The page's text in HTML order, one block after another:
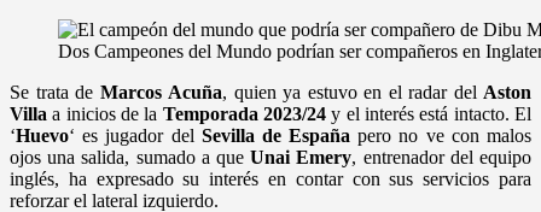
Dos Campeones del Mundo podrían ser compañeros en
Se trata de Marcos Acuña, quien ya estuvo en el radar del Aston
Villa a inicios de la Temporada 2023/24 y el interés está intacto. El
‘Huevo‘ es jugador del Sevilla de España pero no ve con malos
ojos una salida, sumado a queUnai Emery, entrenador del equipo
inglés, ha expresado su interés en contar con sus servicios para
reforzar el lateral izquierdo.